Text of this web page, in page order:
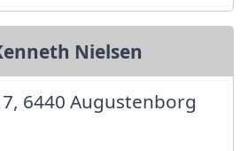
Nielsen
6440 Augustenborg